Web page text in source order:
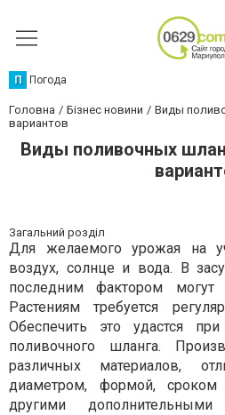
П Погода
Головна Бізнес новини
Виды
вариантов
Виды поливочных
Загальний розділ
Для желаемого урожая на
воздух, солнце и вода. В
последним фактором могут
Растениям требуется
Обеспечить это удастся
поливочного шланга.
различных материалов,
диаметром, формой,
другими дополнительными